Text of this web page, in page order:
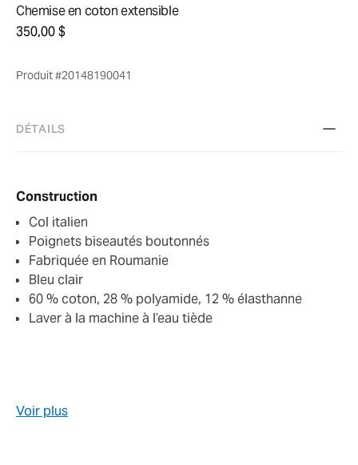
Chemise en coton extensible
350,00 $
Produit #20148190041
DÉTAILS
Construction
Col italien
Poignets biseautés boutonnés
Fabriquée en Roumanie
Bleu clair
60 % coton, 28 % polyamide, 12 % élasthanne
Laver à la machine à l’eau tiède
Voir plus